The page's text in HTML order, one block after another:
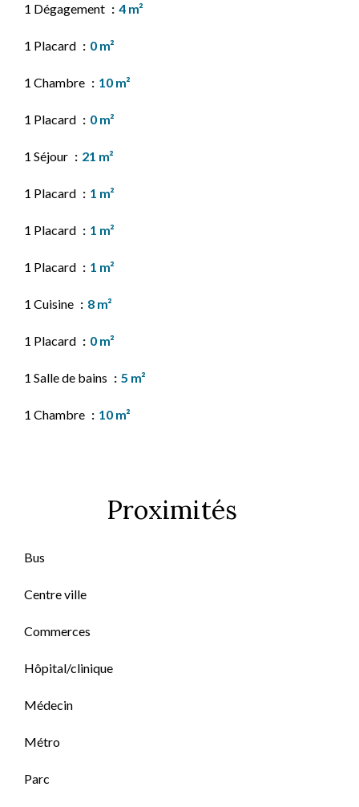
1 Dégagement 4 m²
1 Placard 0 m²
1 Chambre 10 m²
1 Placard 0 m²
1 Séjour 21 m²
1 Placard 1 m²
1 Placard 1 m²
1 Placard 1 m²
1 Cuisine 8 m²
1 Placard 0 m²
1 Salle de bains 5 m²
1 Chambre 10 m²
Proximités
Bus
Centre ville
Commerces
Hôpital/clinique
Médecin
Métro
Parc